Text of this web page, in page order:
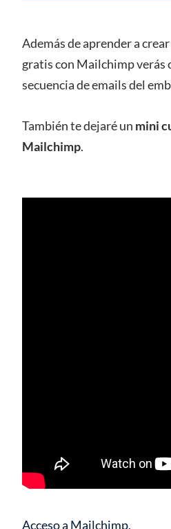
Además de aprender a
gratis con Mailchimp verás
secuencia de emails del
También te dejaré un mini
Mailchimp.
Acceso a Mailchimp.